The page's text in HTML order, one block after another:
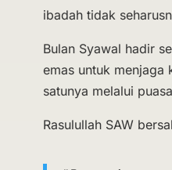
ibadah tidak
Bulan Syawal hadir
emas untuk menjaga
satunya melalui
Rasulullah SAW